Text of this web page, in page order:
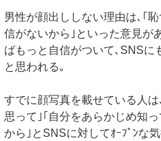
男性が顔出ししない理由は､｢
信がないから｣といった意見が
ばもっと自信がついて､SNSに
と思われる｡
すでに顔写真を載せている人
思って｣｢自分をあらかじめ知
から｣とSNSに対してｵｰﾌﾟﾝな